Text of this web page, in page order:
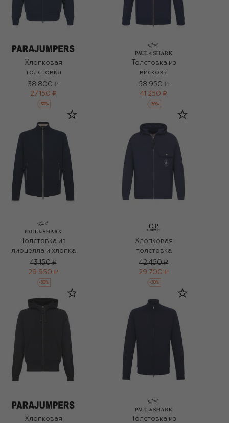
Хлопковая
толстовка
38 800 ₽
27 150 ₽
-30%
Толстовка из
вискозы
58 950 ₽
41 250 ₽
-30%
Толстовка из
лиоцелла и хлопка
43 150 ₽
29 950 ₽
-30%
Хлопковая
толстовка
42 450 ₽
29 700 ₽
-30%
Хлопковая
Толстовка из